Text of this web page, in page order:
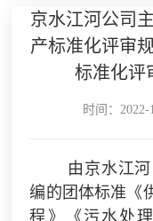
京水江河公司
产标准化评审
标准化评
时间：2022-
由京水江
编的团体标准《
程》《污水处